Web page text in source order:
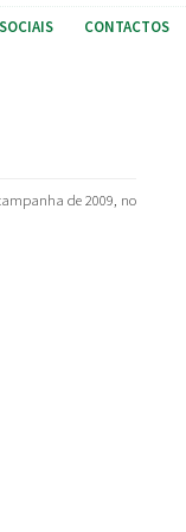
CONTACTOS
de 2009, no